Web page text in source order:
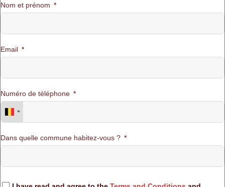
Nom et prénom
Email
Numéro de téléphone
Dans quelle commune habitez-vous ?